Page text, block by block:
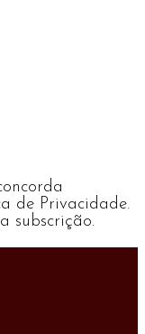
de Privacidade.
subscrição.